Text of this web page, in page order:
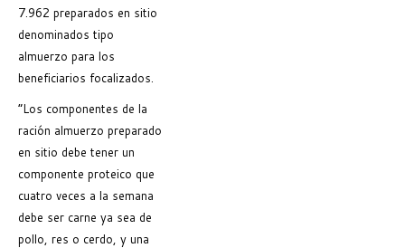
7.962 preparados en sitio
denominados tipo
almuerzo para los
beneficiarios focalizados.
“Los componentes de la
ración almuerzo preparado
en sitio debe tener un
componente proteico que
cuatro veces a la semana
debe ser carne ya sea de
pollo, res o cerdo, y una